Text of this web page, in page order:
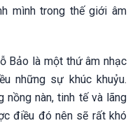
mình trong thế giới âm
Bảo là một thứ âm nhạc
những sự khúc khuỷu.
nàn, tinh tế và lãng
điều đó nên sẽ rất khó